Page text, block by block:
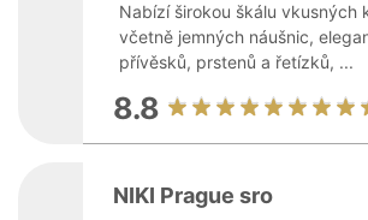
Nabízí širokou škálu vkusných
včetně jemných náušnic,
přívěsků, prstenů a řetízků, ...
8.8
NIKI Prague sro